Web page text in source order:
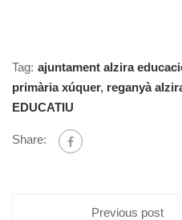
Tag: ajuntament alzira
primària xúquer, reganyà
EDUCATIU
Share:
Previous post